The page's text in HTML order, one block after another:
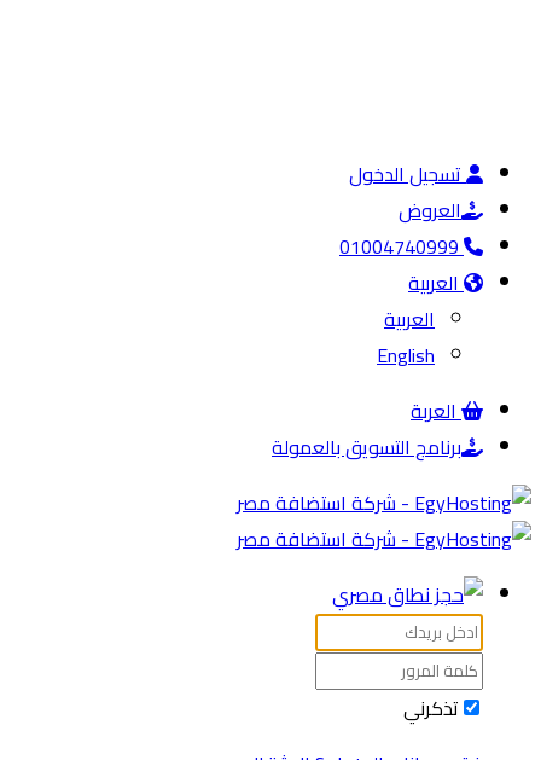
تسجيل الدخول
العروض
01004740999
العربية
العربية
English
العربة
برنامج التسويق بالعمولة
تذكرني